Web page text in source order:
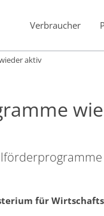
Verbraucher
aktiv
für